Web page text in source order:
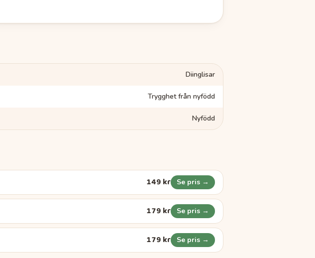
Diinglisar
Trygghet från nyfödd
Nyfödd
149 kr Se pris →
179 kr Se pris →
179 kr Se pris →